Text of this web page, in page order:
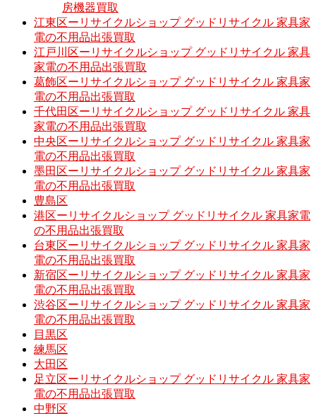
房機器買取
江東区ーリサイクルショップ グッドリサイクル 家具家
電の不用品出張買取
江戸川区ーリサイクルショップ グッドリサイクル 家具
家電の不用品出張買取
葛飾区ーリサイクルショップ グッドリサイクル 家具家
電の不用品出張買取
千代田区ーリサイクルショップ グッドリサイクル 家具
家電の不用品出張買取
中央区ーリサイクルショップ グッドリサイクル 家具家
電の不用品出張買取
墨田区ーリサイクルショップ グッドリサイクル 家具家
電の不用品出張買取
豊島区
港区ーリサイクルショップ グッドリサイクル 家具家電
の不用品出張買取
台東区ーリサイクルショップ グッドリサイクル 家具家
電の不用品出張買取
新宿区ーリサイクルショップ グッドリサイクル 家具家
電の不用品出張買取
渋谷区ーリサイクルショップ グッドリサイクル 家具家
電の不用品出張買取
目黒区
練馬区
大田区
足立区ーリサイクルショップ グッドリサイクル 家具家
電の不用品出張買取
中野区